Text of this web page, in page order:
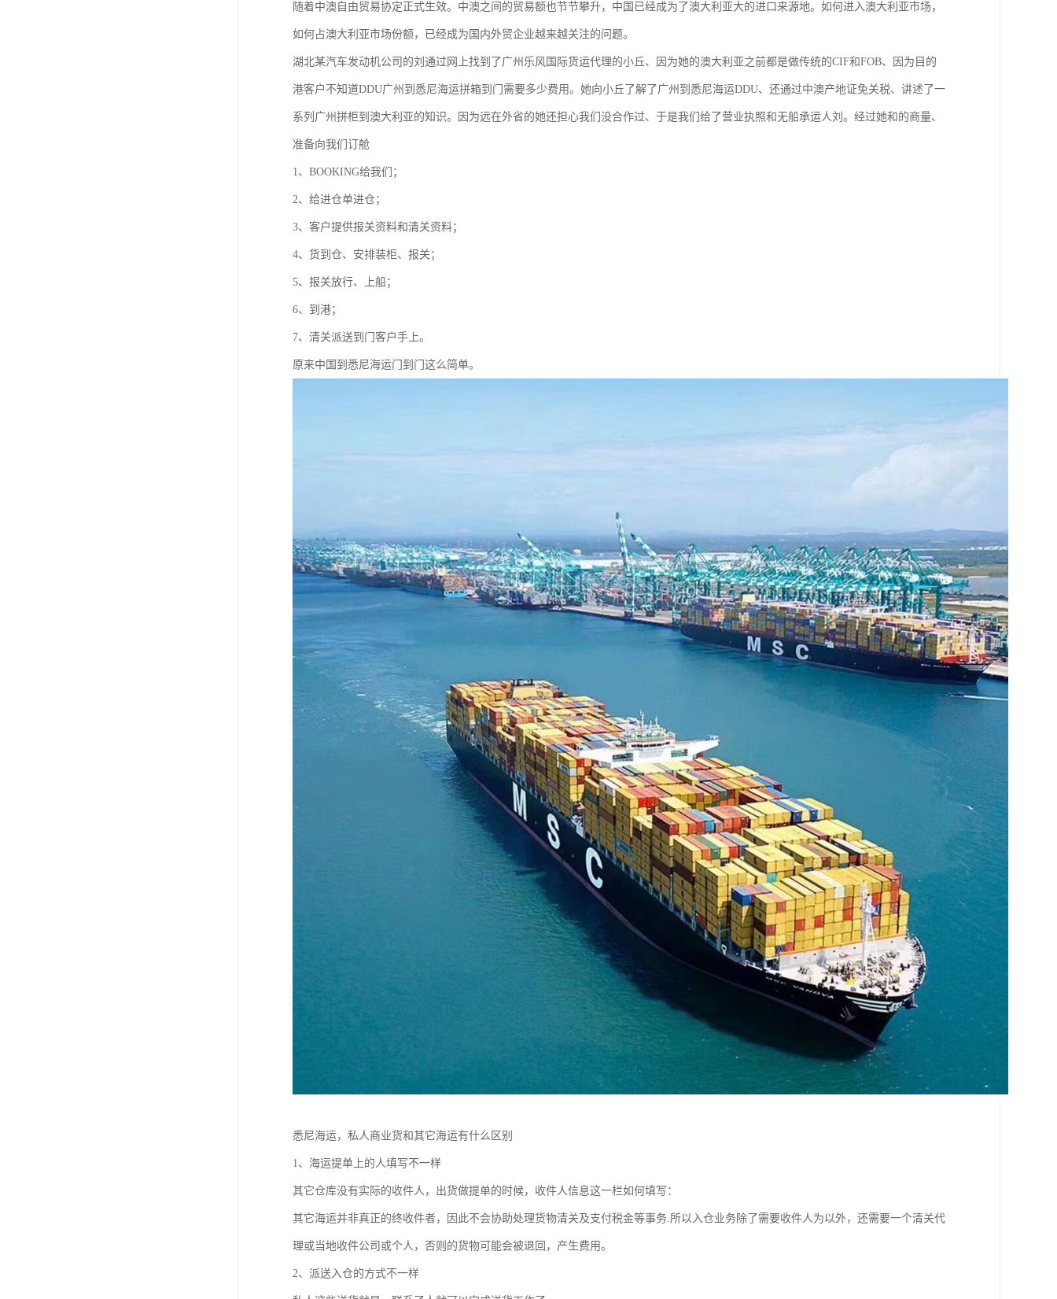
随着中澳自由贸易协定正式生效。中澳之间的贸易额也节节攀升，中国已经成为了澳大利亚大的进口来源地。如何进入澳大利亚市场，
如何占澳大利亚市场份额，已经成为国内外贸企业越来越关注的问题。
湖北某汽车发动机公司的刘通过网上找到了广州乐风国际货运代理的小丘、因为她的澳大利亚之前都是做传统的CIF和FOB、因为目的
港客户不知道DDU广州到悉尼海运拼箱到门需要多少费用。她向小丘了解了广州到悉尼海运DDU、还通过中澳产地证免关税、讲述了一
系列广州拼柜到澳大利亚的知识。因为远在外省的她还担心我们没合作过、于是我们给了营业执照和无船承运人刘。经过她和的商量、
准备向我们订舱
1、BOOKING给我们；
2、给进仓单进仓；
3、客户提供报关资料和清关资料；
4、货到仓、安排装柜、报关；
5、报关放行、上船；
6、到港；
7、清关派送到门客户手上。
原来中国到悉尼海运门到门这么简单。
悉尼海运，私人商业货和其它海运有什么区别
1、海运提单上的人填写不一样
其它仓库没有实际的收件人，出货做提单的时候，收件人信息这一栏如何填写：
其它海运并非真正的终收件者，因此不会协助处理货物清关及支付税金等事务.所以入仓业务除了需要收件人为以外，还需要一个清关代
理或当地收件公司或个人，否则的货物可能会被退回，产生费用。
2、派送入仓的方式不一样